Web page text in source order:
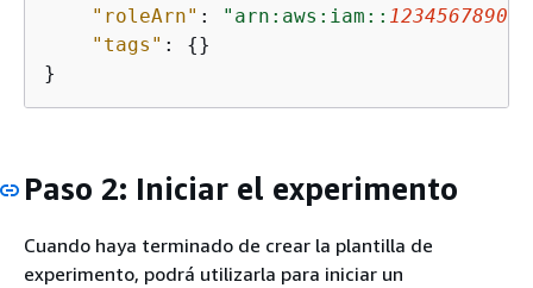
"roleArn" : "arn:aws:iam:: 123456789012
"tags" : {}
}
Paso 2: Iniciar el experimento
Cuando haya terminado de crear la plantilla de
experimento, podrá utilizarla para iniciar un